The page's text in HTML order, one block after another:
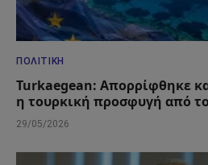
ΠΟΛΙΤΙΚΉ
Turkaegean: Απορρίφθηκε
η τουρκική προσφυγή από
29/05/2026